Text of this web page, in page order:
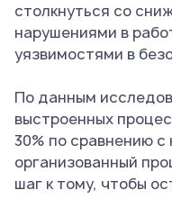
столкнуться со
нарушениями в
уязвимостями в
По данным
выстроенных
30% по сравнению с
организованный
шаг к тому, чтобы